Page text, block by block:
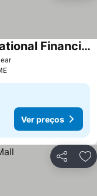
Ver preços
Waldorf Astoria Dubai International Financial Centre
Ver preços
Partilhar